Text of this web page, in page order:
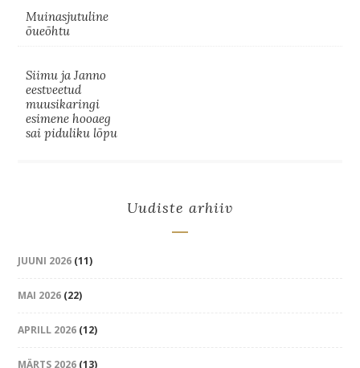
Muinasjutuline
õueõhtu
Siimu ja Janno
eestveetud
muusikaringi
esimene hooaeg
sai piduliku lõpu
Uudiste arhiiv
JUUNI 2026 (11)
MAI 2026 (22)
APRILL 2026 (12)
MÄRTS 2026 (13)